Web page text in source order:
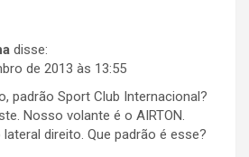
disse:
de 2013 às 13:55
padrão Sport Club Internacional?
Nosso volante é o AIRTON.
lateral direito. Que padrão é esse?